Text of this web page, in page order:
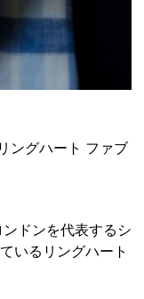
ングハート ファブ
ドンを代表するシ
いるリングハート